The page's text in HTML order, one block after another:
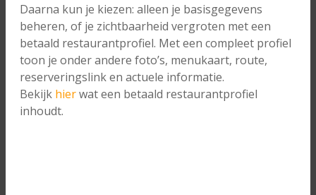
Daarna kun je kiezen: alleen je basisgegevens
beheren, of je zichtbaarheid vergroten met een
betaald restaurantprofiel. Met een compleet profiel
toon je onder andere foto’s, menukaart, route,
reserveringslink en actuele informatie.
Bekijk hierwat een betaald restaurantprofiel
inhoudt.